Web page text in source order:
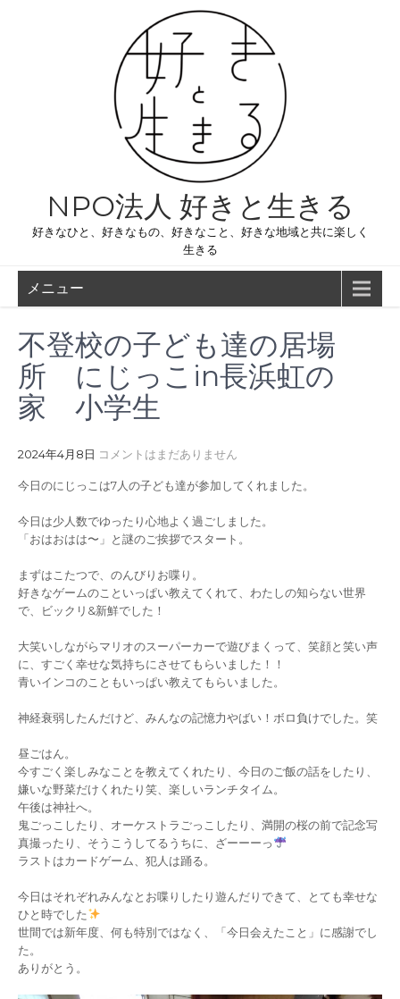
NPO法人 好きと生きる
好きなひと、好きなもの、好きなこと、好きな地域と共に楽しく
生きる
メニュー
不登校の子ども達の居場
所 にじっこin長浜虹の
家 小学生
2024年4月8日 コメントはまだありません
今日のにじっこは7人の子ども達が参加してくれました。
今日は少人数でゆったり心地よく過ごしました。
「おはおはは〜」と謎のご挨拶でスタート。
まずはこたつで、のんびりお喋り。
好きなゲームのこといっぱい教えてくれて、わたしの知らない世界
で、ビックリ&新鮮でした！
大笑いしながらマリオのスーパーカーで遊びまくって、笑顔と笑い声
に、すごく幸せな気持ちにさせてもらいました！！
青いインコのこともいっぱい教えてもらいました。
神経衰弱したんだけど、みんなの記憶力やばい！ボロ負けでした。笑
昼ごはん。
今すごく楽しみなことを教えてくれたり、今日のご飯の話をしたり、
嫌いな野菜だけくれたり笑、楽しいランチタイム。
午後は神社へ。
鬼ごっこしたり、オーケストラごっこしたり、満開の桜の前で記念写
真撮ったり、そうこうしてるうちに、ざーーーっ
ラストはカードゲーム、犯人は踊る。
今日はそれぞれみんなとお喋りしたり遊んだりできて、とても幸せな
ひと時でした
世間では新年度、何も特別ではなく、「今日会えたこと」に感謝でし
た。
ありがとう。